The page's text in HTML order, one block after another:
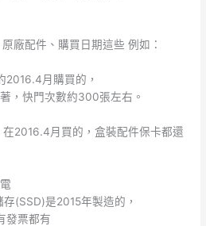
廠配件、購買日期這些 例如：
2016.4月購買的，
，快門次數約300張左右。
2016.4月買的，盒裝配件保卡都還
(SSD)是2015年製造的，
發票都有